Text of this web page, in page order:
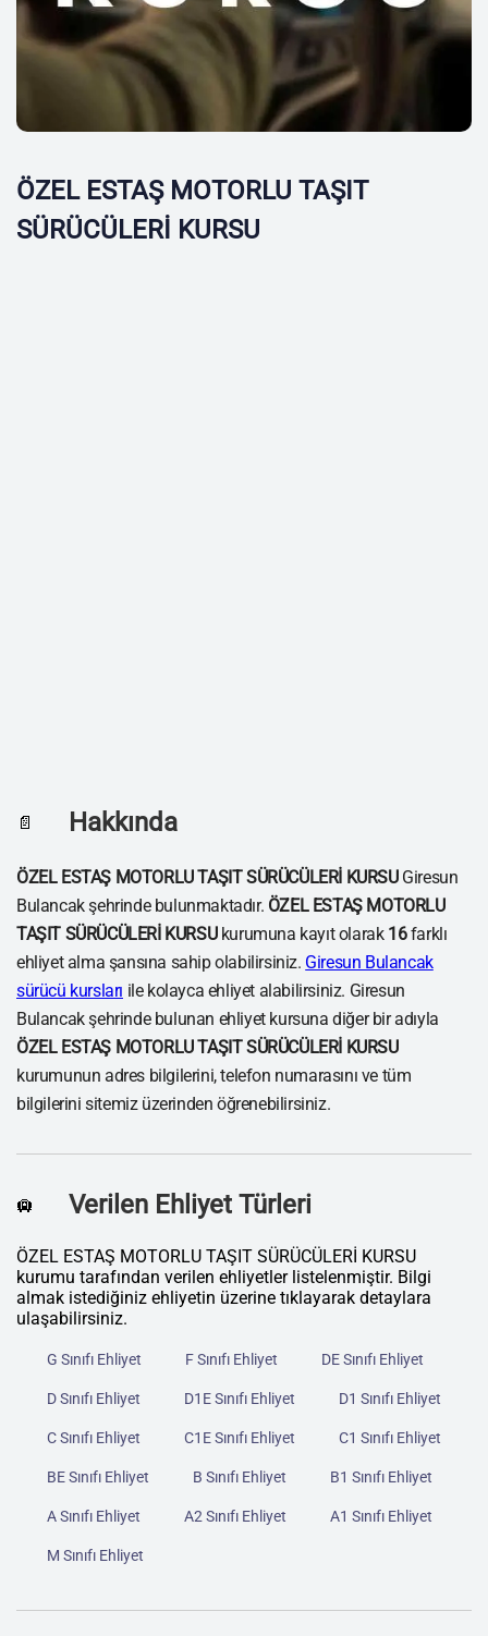
ÖZEL ESTAŞ MOTORLU TAŞIT
SÜRÜCÜLERİ KURSU
📄 Hakkında
ÖZEL ESTAŞ MOTORLU TAŞIT SÜRÜCÜLERİ KURSUGiresun
Bulancak şehrinde bulunmaktadır. ÖZEL ESTAŞ MOTORLU
TAŞIT SÜRÜCÜLERİ KURSUkurumuna kayıt olarak 16farklı
ehliyet alma şansına sahip olabilirsiniz. Giresun Bulancak
sürücü kursları ile kolayca ehliyet alabilirsiniz. Giresun
Bulancak şehrinde bulunan ehliyet kursuna diğer bir adıyla
ÖZEL ESTAŞ MOTORLU TAŞIT SÜRÜCÜLERİ KURSU
kurumunun adres bilgilerini, telefon numarasını ve tüm
bilgilerini sitemiz üzerinden öğrenebilirsiniz.
🛄 Verilen Ehliyet Türleri
ÖZEL ESTAŞ MOTORLU TAŞIT SÜRÜCÜLERİ KURSU
kurumu tarafından verilen ehliyetler listelenmiştir. Bilgi
almak istediğiniz ehliyetin üzerine tıklayarak detaylara
ulaşabilirsiniz.
G Sınıfı Ehliyet F Sınıfı Ehliyet DE Sınıfı Ehliyet
D Sınıfı Ehliyet D1E Sınıfı Ehliyet D1 Sınıfı Ehliyet
C Sınıfı Ehliyet C1E Sınıfı Ehliyet C1 Sınıfı Ehliyet
BE Sınıfı Ehliyet B Sınıfı Ehliyet B1 Sınıfı Ehliyet
A Sınıfı Ehliyet A2 Sınıfı Ehliyet A1 Sınıfı Ehliyet
M Sınıfı Ehliyet